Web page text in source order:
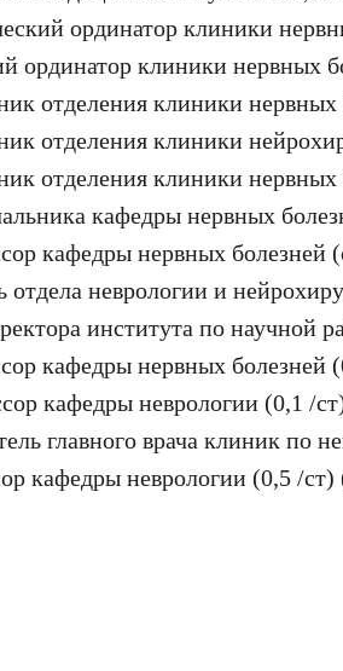
ординатор клиники
ординатор клиники нервных
отделения клиники нервных
отделения клиники
отделения клиники нервных
кафедры нервных
кафедры нервных болезней
отдела неврологии и
института по научной
кафедры нервных болезней
кафедры неврологии (0,1 /
главного врача клиник по
кафедры неврологии (0,5 /ст)